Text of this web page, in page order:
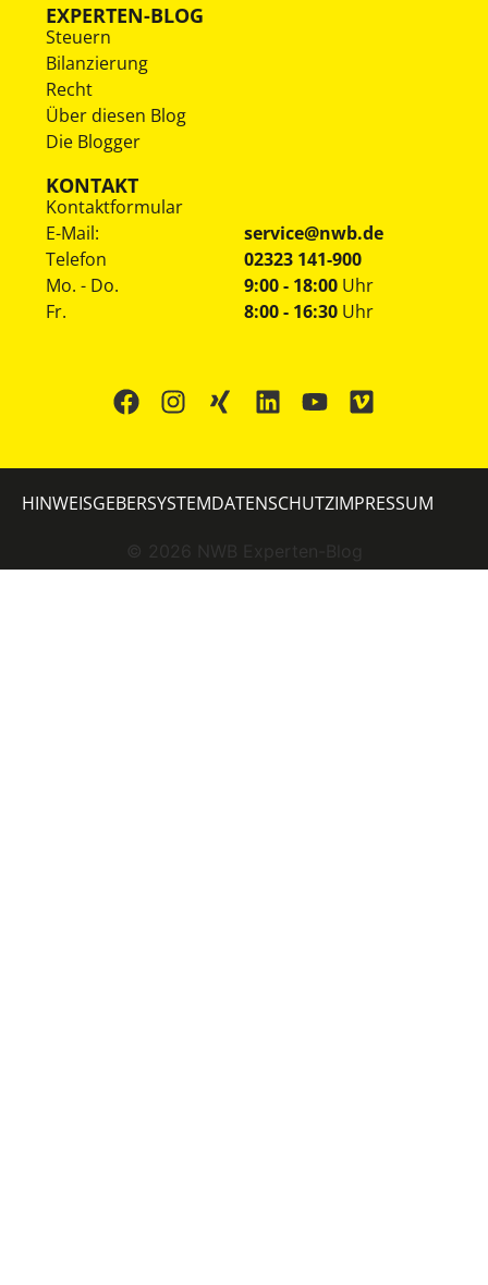
EXPERTEN-BLOG
Steuern
Bilanzierung
Recht
Über diesen Blog
Die Blogger
KONTAKT
Kontaktformular
E-Mail:
service@nwb.de
Telefon
02323 141-900
Mo. - Do.
Fr.
9:00 - 18:00 Uhr
8:00 - 16:30 Uhr
© 2026 NWB Experten-Blog
HINWEISGEBERSYSTEMDATENSCHUTZIMPRESSUM